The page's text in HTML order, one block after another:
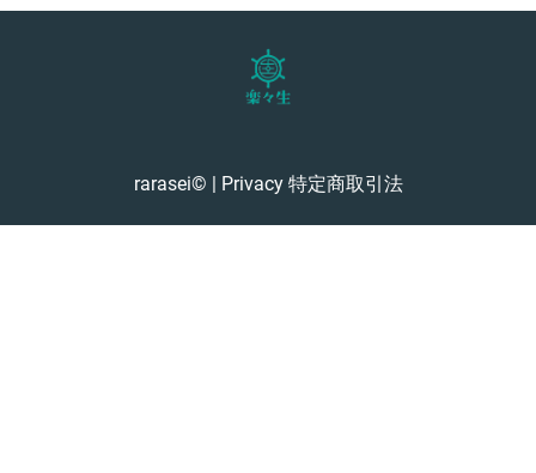
rarasei© | Privacy特定商取引法